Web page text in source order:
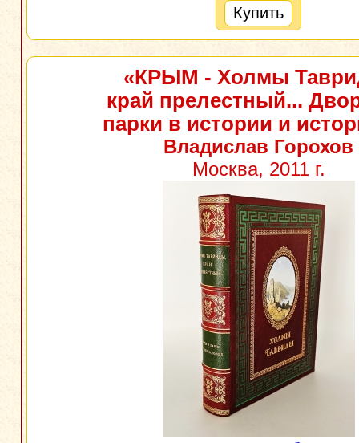
Купить
«КРЫМ - Холмы
край прелестный...
парки в истории и
Владислав Горохов
Москва, 2011 г.